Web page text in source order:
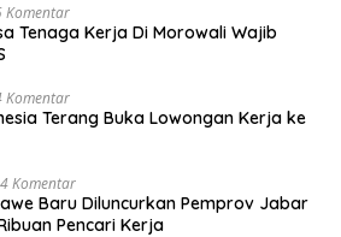
Komentar
Tenaga Kerja Di Morowali Wajib
Komentar
Terang Buka Lowongan Kerja ke
4 Komentar
Baru Diluncurkan Pemprov Jabar
Pencari Kerja